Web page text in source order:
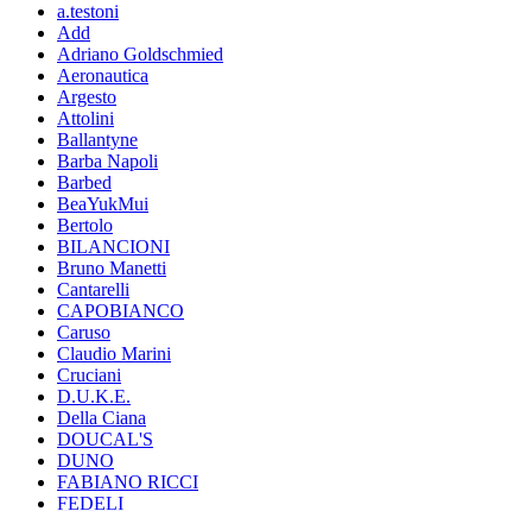
a.testoni
Add
Adriano Goldschmied
Aeronautica
Argesto
Attolini
Ballantyne
Barba Napoli
Barbed
BeaYukMui
Bertolo
BILANCIONI
Bruno Manetti
Cantarelli
CAPOBIANCO
Caruso
Claudio Marini
Cruciani
D.U.K.E.
Della Ciana
DOUCAL'S
DUNO
FABIANO RICCI
FEDELI